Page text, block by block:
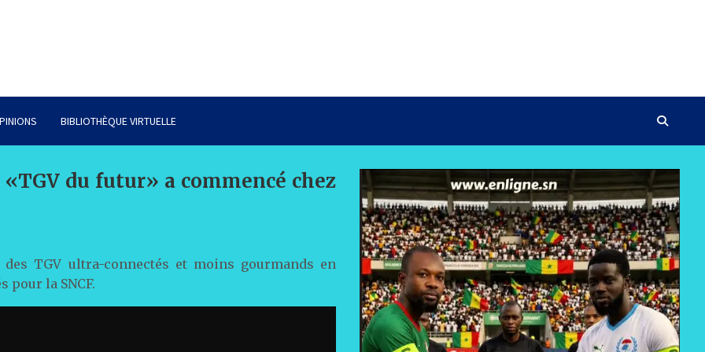
BIBLIOTHÈQUE VIRTUELLE
du futur» a commencé chez
TGV ultra-connectés et moins gourmands en
pour la SNCF.